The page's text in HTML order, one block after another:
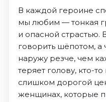
В каждой героине
мы любим — тонкая
и опасной
говорить шёпотом, а
наружу резче, чем
теряет голову, кто-
слишком дорогой
женщинах, которые